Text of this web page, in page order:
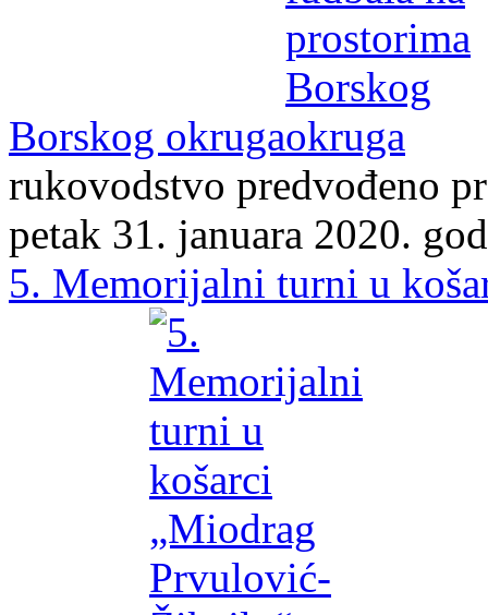
Borskog okruga
rukovodstvo predvođeno
petak 31. januara 2020.
5. Memorijalni turni u